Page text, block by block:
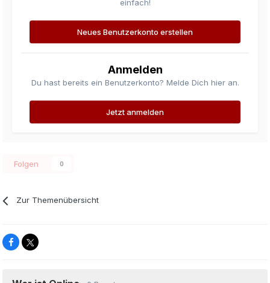
einfach!
Neues Benutzerkonto erstellen
Anmelden
Du hast bereits ein Benutzerkonto? Melde Dich hier an.
Jetzt anmelden
Folgen 0
Zur Themenübersicht